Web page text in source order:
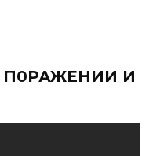
П0РАЖЕНИИ И